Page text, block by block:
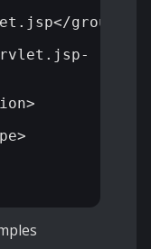
groupId>